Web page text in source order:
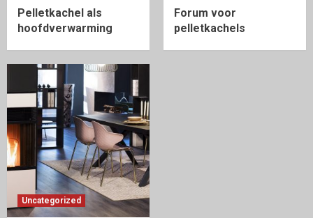
Pelletkachel als
hoofdverwarming
Forum voor
pelletkachels
Uncategorized